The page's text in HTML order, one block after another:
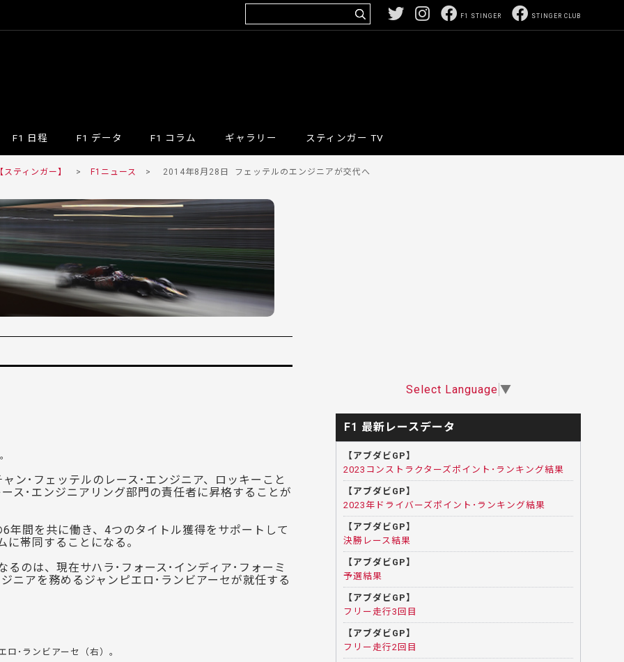
STINGER CLUB
F1 STINGER
F1 日程 F1 データ F1 コラム ギャラリー スティンガー TV
ティンガー】 > F1ニュース > 2014年8月28日 フェッテルのエンジニアが交代へ
ン･フェッテルのレース･エンジニア、ロッキーこと
ス･エンジニアリング部門の責任者に昇格することが
年間を共に働き、4つのタイトル獲得をサポートして
帯同することになる。
のは、現在サハラ･フォース･インディア･フォーミ
ニアを務めるジャンピエロ･ランビアーセが就任する
ロ･ランビアーセ（右）。
Select Language ▼
F1 最新レースデータ
【アブダビGP】
2023コンストラクターズポイント･ランキング結果
【アブダビGP】
2023年ドライバーズポイント･ランキング結果
【アブダビGP】
決勝レース結果
【アブダビGP】
予選結果
【アブダビGP】
フリー走行3回目
【アブダビGP】
フリー走行2回目